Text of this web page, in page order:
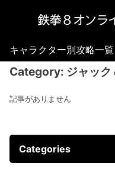
キャラクター別攻略一覧
Category: ジャック
記事がありません
Categories